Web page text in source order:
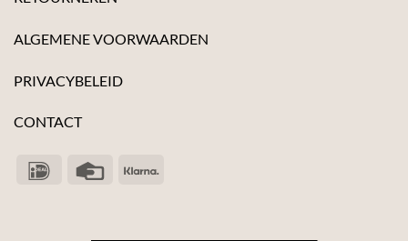
ALGEMENE VOORWAARDEN
PRIVACYBELEID
CONTACT